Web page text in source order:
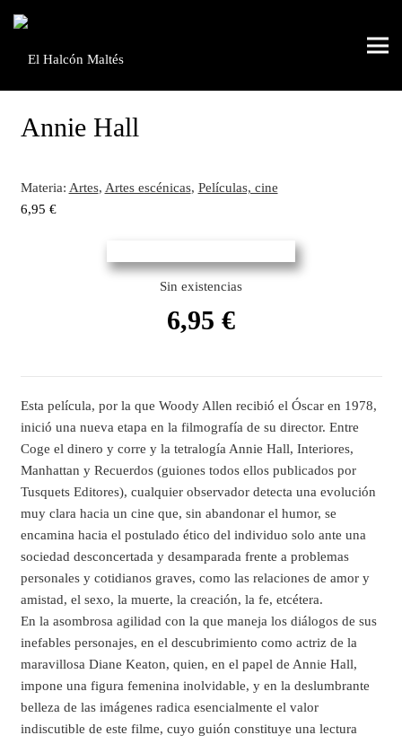
Annie Hall
Materia: Artes, Artes escénicas, Películas, cine
6,95 €
Sin existencias
6,95 €
Esta película, por la que Woody Allen recibió el Óscar en 1978,
inició una nueva etapa en la filmografía de su director. Entre
Coge el dinero y corre y la tetralogía Annie Hall, Interiores,
Manhattan y Recuerdos (guiones todos ellos publicados por
Tusquets Editores), cualquier observador detecta una evolución
muy clara hacia un cine que, sin abandonar el humor, se
encamina hacia el postulado ético del individuo solo ante una
sociedad desconcertada y desamparada frente a problemas
personales y cotidianos graves, como las relaciones de amor y
amistad, el sexo, la muerte, la creación, la fe, etcétera.
En la asombrosa agilidad con la que maneja los diálogos de sus
inefables personajes, en el descubrimiento como actriz de la
maravillosa Diane Keaton, quien, en el papel de Annie Hall,
impone una figura femenina inolvidable, y en la deslumbrante
belleza de las imágenes radica esencialmente el valor
indiscutible de este filme, cuyo guión constituye una lectura